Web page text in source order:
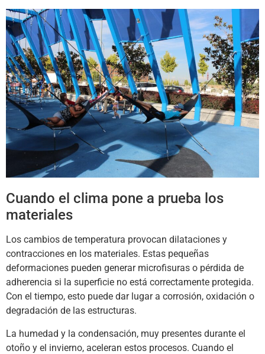
Cuando el clima pone a prueba los
materiales
Los cambios de temperatura provocan dilataciones y
contracciones en los materiales. Estas pequeñas
deformaciones pueden generar microfisuras o pérdida de
adherencia si la superficie no está correctamente protegida.
Con el tiempo, esto puede dar lugar a corrosión, oxidación o
degradación de las estructuras.
La humedad y la condensación, muy presentes durante el
otoño y el invierno, aceleran estos procesos. Cuando el